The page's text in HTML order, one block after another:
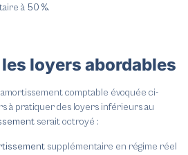
à 50 %.
loyers abordables
comptable évoquée ci-
à pratiquer des loyers inférieurs au
serait octroyé :
supplémentaire en régime réel